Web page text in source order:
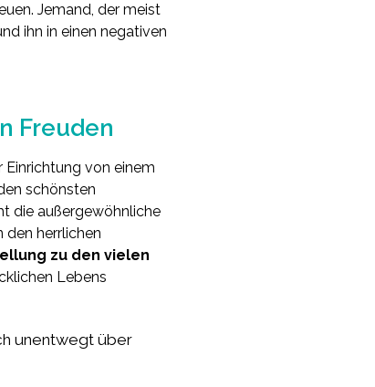
Jemand, der meist
ihn in einen negativen
Freuden
Einrichtung von einem
schönsten
die außergewöhnliche
den herrlichen
zu den vielen
Lebens
unentwegt über